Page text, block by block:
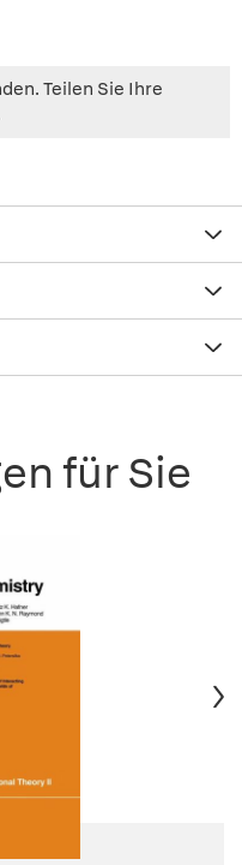
Teilen Sie Ihre
für Sie